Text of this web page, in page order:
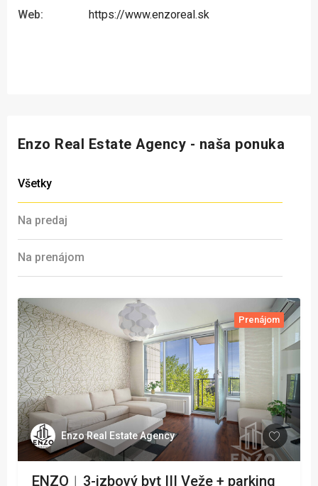
Web:
https://www.enzoreal.sk
Enzo Real Estate Agency - naša ponuka
Všetky
Na predaj
Na prenájom
Prenájom
Enzo Real Estate Agency
ENZO︱3-izbový byt III Veže + parking